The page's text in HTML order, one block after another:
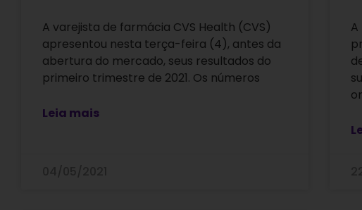
A varejista de farmácia CVS Health (CVS)
apresentou nesta terça-feira (4), antes da
abertura do mercado, seus resultados do
primeiro trimestre de 2021. Os números
Leia mais